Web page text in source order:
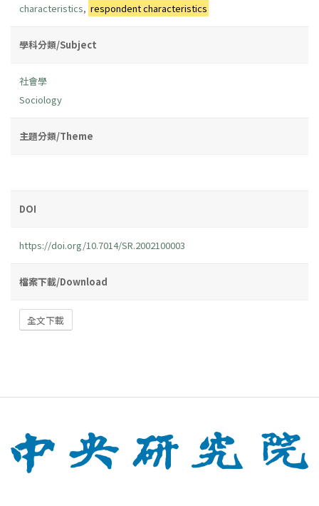
characteristics, respondent characteristics
學科分類/Subject
社會學
Sociology
主題分類/Theme
DOI
https://doi.org/10.7014/SR.2002100003
檔案下載/Download
全文下載